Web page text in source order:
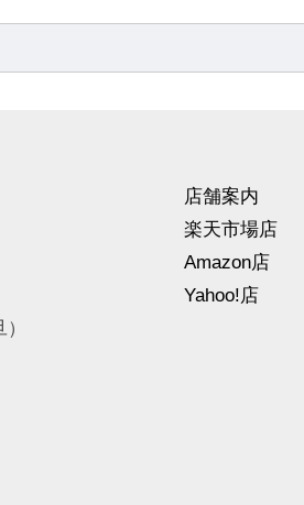
店舗案内
楽天市場店
Amazon店
Yahoo!店